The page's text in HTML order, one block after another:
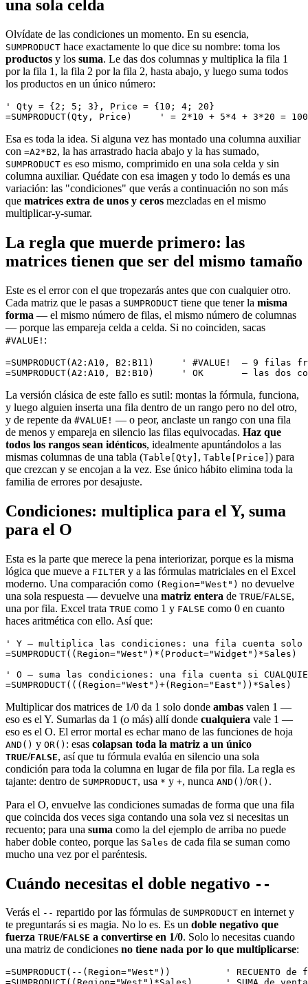
una sola celda
Olvídate de las condiciones un momento. En su esencia,
SUMPRODUCT hace exactamente lo que dice su nombre: toma los
productos y los suma. Le das dos columnas y multiplica la fila 1
por la fila 1, la fila 2 por la fila 2, hasta abajo, y luego suma todos
los productos en un único número:
' Qty = {2; 5; 3}, Price = {10; 4; 20}
Esa es toda la idea. Si alguna vez has montado una columna auxiliar
con =A2*B2, la has arrastrado hacia abajo y la has sumado,
SUMPRODUCT es eso mismo, comprimido en una sola celda y sin
columna auxiliar. Quédate con esa imagen y todo lo demás es una
variación: las "condiciones" que verás a continuación no son más
que matrices extra de unos y ceros mezcladas en el mismo
multiplicar-y-sumar.
La regla que muerde primero: las
matrices tienen que ser del mismo tamaño
Este es el error con el que tropezarás antes que con cualquier otro.
Cada matriz que le pasas a SUMPRODUCT tiene que tener la misma
forma — el mismo número de filas, el mismo número de columnas
— porque las empareja celda a celda. Si no coinciden, sacas
#VALUE! :
=SUMPRODUCT(A2:A10, B2:B11)     ' #VALUE!  — 9
La versión clásica de este fallo es sutil: montas la fórmula, funciona,
y luego alguien inserta una fila dentro de un rango pero no del otro,
y de repente da #VALUE! — o peor, anclaste un rango con una fila
de menos y empareja en silencio las filas equivocadas. Haz que
todos los rangos sean idénticos, idealmente apuntándolos a las
mismas columnas de una tabla (Table[Qty] , Table[Price] ) para
que crezcan y se encojan a la vez. Ese único hábito elimina toda la
familia de errores por desajuste.
Condiciones: multiplica para el Y, suma
para el O
Esta es la parte que merece la pena interiorizar, porque es la misma
lógica que mueve a FILTER y a las fórmulas matriciales en el Excel
moderno. Una comparación como (Region="West") no devuelve
una sola respuesta — devuelve una matriz entera de TRUE/FALSE,
una por fila. Excel trata TRUE como 1 y FALSE como 0 en cuanto
haces aritmética con ello. Así que:
' Y — multiplica las condiciones: una fila cuenta solo
=SUMPRODUCT((Region="West")*(Product="Widget")*Sales)
' O — suma las condiciones: una fila cuenta si
Multiplicar dos matrices de 1/0 da 1 solo donde ambas valen 1 —
eso es el Y. Sumarlas da 1 (o más) allí donde cualquiera vale 1 —
eso es el O. El error mortal es echar mano de las funciones de hoja
AND() y OR() : esas colapsan toda la matriz a un único
TRUE/FALSE, así que tu fórmula evalúa en silencio una sola
condición para toda la columna en lugar de fila por fila. La regla es
tajante: dentro de SUMPRODUCT, usa * y +, nunca AND() /OR() .
Para el O, envuelve las condiciones sumadas de forma que una fila
que coincida dos veces siga contando una sola vez si necesitas un
recuento; para una suma como la del ejemplo de arriba no puede
haber doble conteo, porque las Sales de cada fila se suman como
mucho una vez por el paréntesis.
Cuándo necesitas el doble negativo --
Verás el -- repartido por las fórmulas de SUMPRODUCT en internet y
te preguntarás si es magia. No lo es. Es un doble negativo que
fuerza TRUE/FALSE a convertirse en 1/0. Solo lo necesitas cuando
una matriz de condiciones no tiene nada por lo que multiplicarse:
=SUMPRODUCT(--(Region="West"))          '